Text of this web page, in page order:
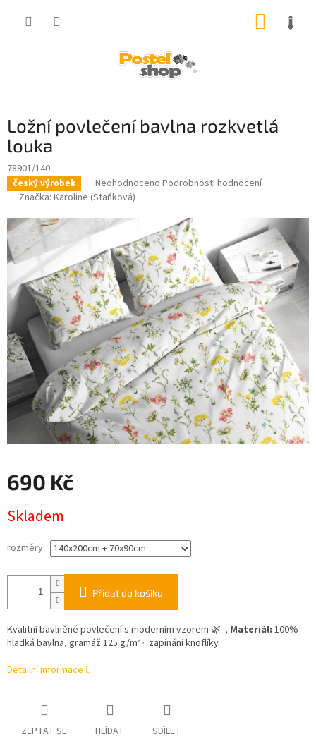
Ložní povlečení bavlna rozkvetlá
louka
78901/140
český výrobek
Průměrné
hodnocení
je
0,0
5
hvězdiček.
Neohodnoceno Podrobnosti hodnocení
Značka: Karoline (Staňková)
690 Kč
cena:
Skladem
rozměry
Přidat do košíku
Kvalitní bavlněné povlečení s moderním vzorem 🌿 , Materiál: 100%
hladká bavlna, gramáž 125 g/m2 , zapínání knoflíky
Detailní informace
ZEPTAT SE HLÍDAT SDÍLET